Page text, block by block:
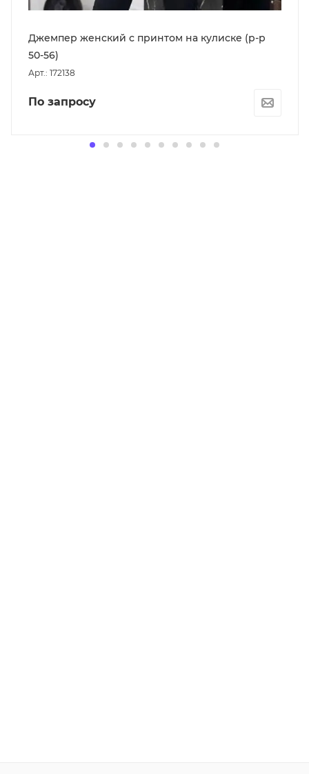
Джемпер женский с принтом на кулиске (р-р
50-56)
Арт.: 172138
По запросу